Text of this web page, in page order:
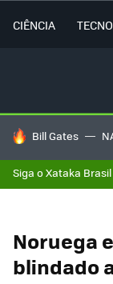
CIÊNCIA
TENDÊNCIAS
Bill Gates
Siga o Xataka
Noruega
blindado